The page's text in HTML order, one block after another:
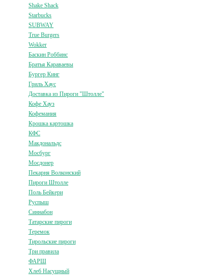
Shake Shack
Starbucks
SUBWAY
True Burgers
Wokker
Баскин Роббинс
Братья Караваевы
Бургер Кинг
Гриль Хаус
Доставка из Пироги "Штолле"
Кофе Хауз
Кофемания
Крошка картошка
КФС
Макдональдс
Мосбург
Мосдонер
Пекарня Волконский
Пироги Штолле
Поль Бейкери
Руспыш
Синнабон
Татарские пироги
Теремок
Тирольские пироги
Три правила
ФАРШ
Хлеб Насущный